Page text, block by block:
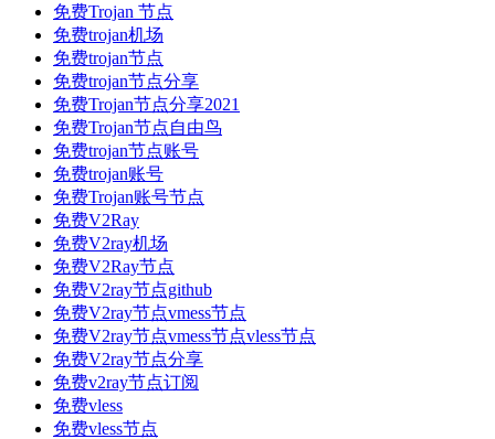
免费Trojan 节点
免费trojan机场
免费trojan节点
免费trojan节点分享
免费Trojan节点分享2021
免费Trojan节点自由鸟
免费trojan节点账号
免费trojan账号
免费Trojan账号节点
免费V2Ray
免费V2ray机场
免费V2Ray节点
免费V2ray节点github
免费V2ray节点vmess节点
免费V2ray节点vmess节点vless节点
免费V2ray节点分享
免费v2ray节点订阅
免费vless
免费vless节点